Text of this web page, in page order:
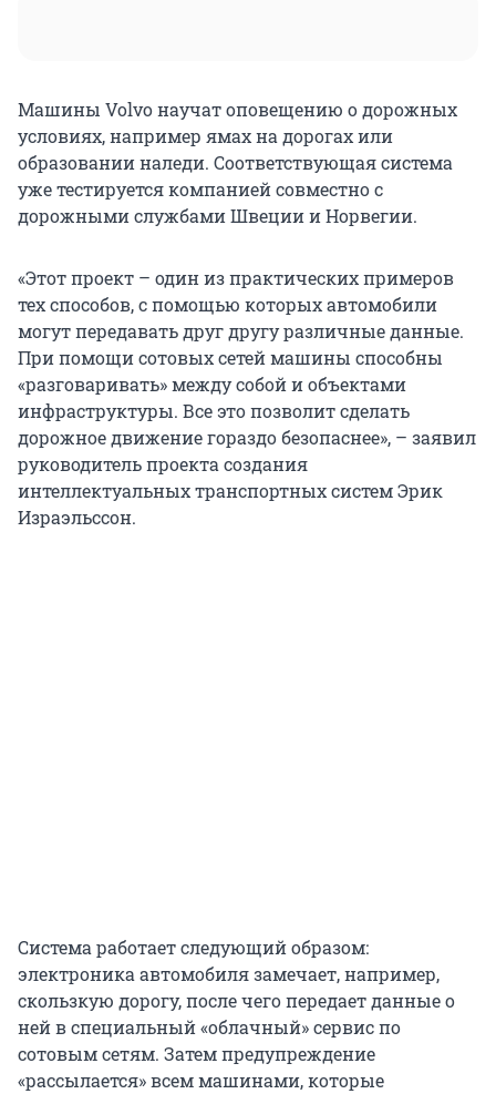
Машины Volvo научат оповещению о дорожных
условиях, например ямах на дорогах или
образовании наледи. Соответствующая система
уже тестируется компанией совместно с
дорожными службами Швеции и Норвегии.
«Этот проект – один из практических примеров
тех способов, с помощью которых автомобили
могут передавать друг другу различные данные.
При помощи сотовых сетей машины способны
«разговаривать» между собой и объектами
инфраструктуры. Все это позволит сделать
дорожное движение гораздо безопаснее», – заявил
руководитель проекта создания
интеллектуальных транспортных систем Эрик
Израэльссон.
Система работает следующий образом:
электроника автомобиля замечает, например,
скользкую дорогу, после чего передает данные о
ней в специальный «облачный» сервис по
сотовым сетям. Затем предупреждение
«рассылается» всем машинами, которые